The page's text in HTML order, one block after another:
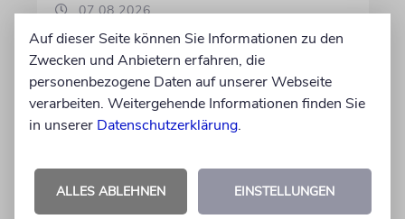
07.08.2026
Auf dieser Seite können Sie Informationen zu den
Zwecken und Anbietern erfahren, die
personenbezogene Daten auf unserer Webseite
verarbeiten. Weitergehende Informationen finden Sie
in unserer Datenschutzerklärung.
ALLES ABLEHNEN EINSTELLUNGEN